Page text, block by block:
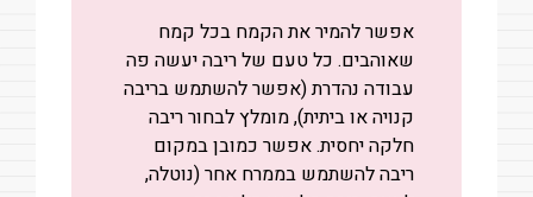
אפשר להמיר את הקמח בכל קמח
שאוהבים. כל טעם של ריבה יעשה פה
עבודה נהדרת (אפשר להשתמש בריבה
קנויה או ביתית), מומלץ לבחור ריבה
חלקה יחסית. אפשר כמובן במקום
ריבה להשתמש בממרח אחר (נוטלה,